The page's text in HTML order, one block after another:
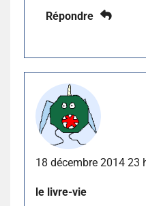
Répondre
18 décembre 2014 23
le livre-vie